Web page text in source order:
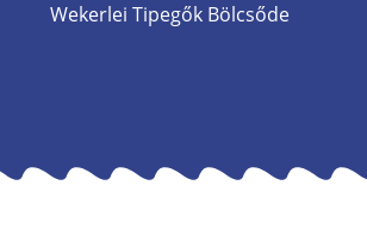
Wekerlei Tipegők Bölcsőde